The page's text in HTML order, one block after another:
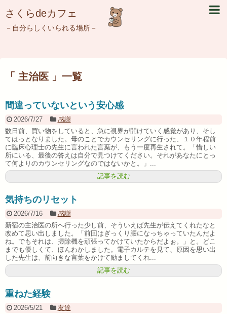
さくらdeカフェ
－自分らしくいられる場所－
「 主治医 」一覧
間違っていないという安心感
2026/7/27
感謝
数日前、買い物をしていると、急に視界が開けていく感覚があり、そし
てはっとなりました。母のことでカウンセリングに行った、１０年程前
に臨床心理士の先生に言われた言葉が、もう一度再生されて。「惜しい
所にいる、最後の答えは自分で見つけてください。それがあなたにとっ
て何よりのカウンセリングなのではないかと。」...
記事を読む
気持ちのリセット
2026/7/16
感謝
新宿の主治医の所へ行った少し前、そういえば先生が伝えてくれたなと
改めて思い出しました。「前回はぎっくり腰になっちゃっていたんだよ
ね。でもそれは、掃除機を頑張ってかけていたからだよぉ。」と。どこ
までも優しくて、ほんわかしました。電子カルテを見て、原因を思い出
した先生は、前向きな言葉をかけて励ましてくれ...
記事を読む
重ねた経験
2026/5/21
友達